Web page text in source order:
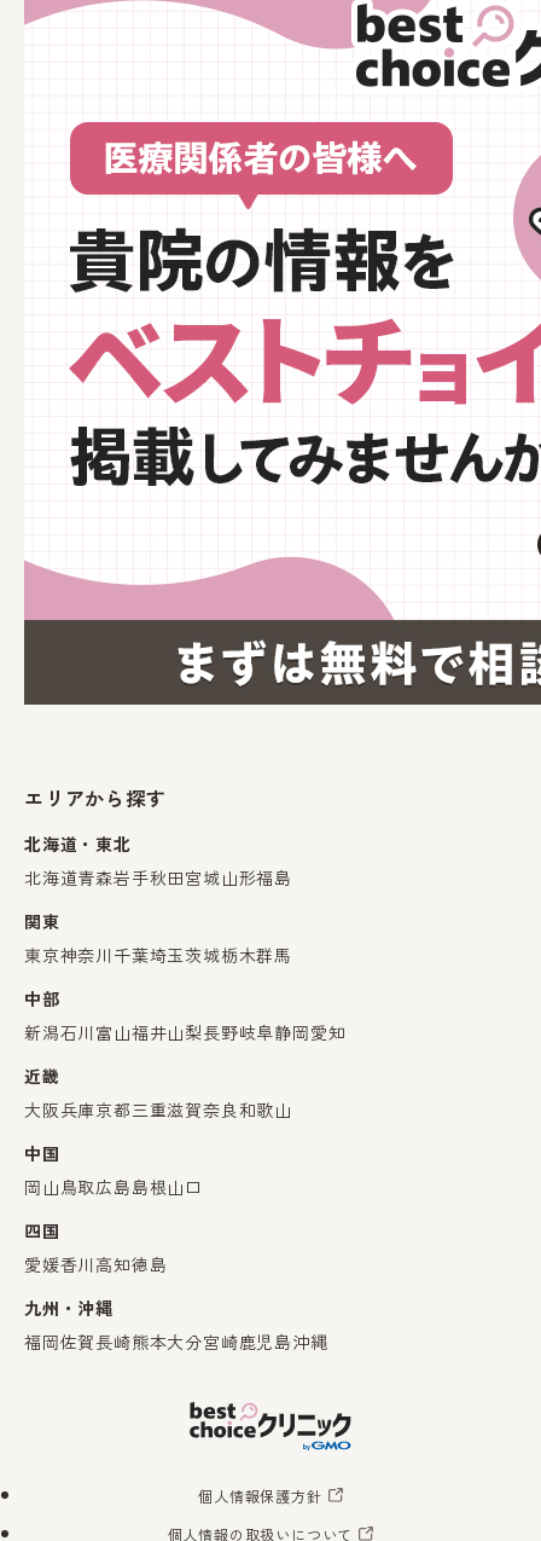
エリアから探す
北海道・東北
北海道青森岩手秋田宮城山形福島
関東
東京神奈川 千葉埼玉茨城栃木群馬
中部
新潟石川 富山福井山梨長野岐阜静岡愛知
近畿
大阪兵庫京都三重滋賀奈良和歌山
中国
岡山鳥取広島島根山口
四国
愛媛香川 高知徳島
九州・沖縄
福岡佐賀長崎熊本大分宮崎鹿児島沖縄
個人情報保護方針
個人情報の取扱いについて